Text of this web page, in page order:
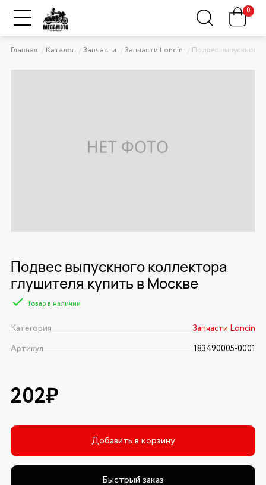
0
Главная Каталог Запчасти Запчасти Loncin Подвес выпускного
Подвес выпускного коллектора
глушителя купить в Москве
Товар в наличии
Категория
Запчасти Loncin
Артикул
183490005-0001
202₽
Добавить в корзину
Быстрый заказ